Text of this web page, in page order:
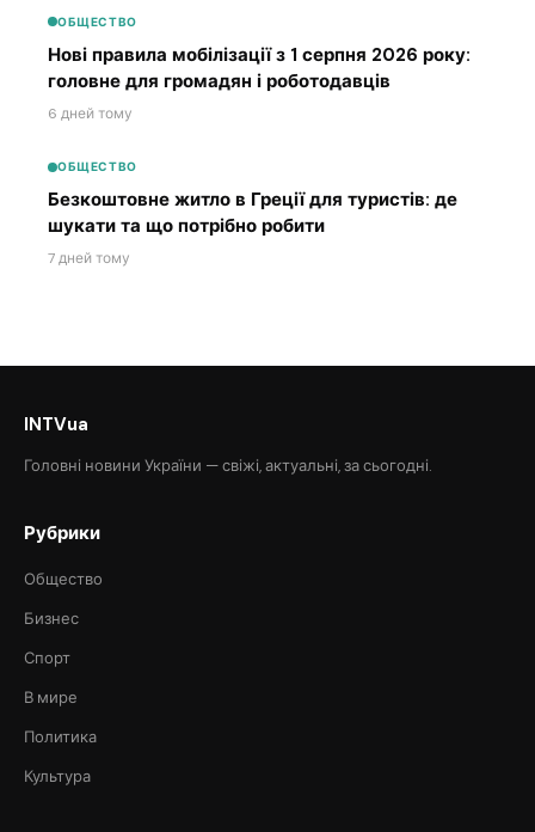
ОБЩЕСТВО
Нові правила мобілізації з 1 серпня 2026 року:
головне для громадян і роботодавців
6 дней тому
ОБЩЕСТВО
Безкоштовне житло в Греції для туристів: де
шукати та що потрібно робити
7 дней тому
INTVua
Головні новини України — свіжі, актуальні, за сьогодні.
Рубрики
Общество
Бизнес
Спорт
В мире
Политика
Культура